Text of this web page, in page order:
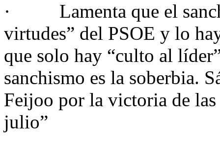
· Lamenta que el
virtudes” del PSOE y lo
que solo hay “culto al
sanchismo es la soberbia.
Feijoo por la victoria de las
julio”